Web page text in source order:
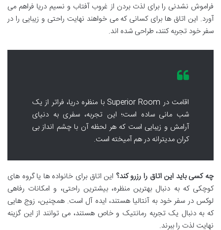
فراموش نشدنی را برای لذت بردن از غروب آفتاب و نسیم دریا فراهم می
آورد. این اتاق ها برای کسانی که می خواهند نهایت راحتی و زیبایی را در
سفر خود تجربه کنند، طراحی شده اند.
اقامت در Superior Room با منظره دریا، فراتر از یک
شب مانی ساده است؛ این تجربه، سفری به دنیای
آرامش و زیبایی است که هر لحظه آن با چشم انداز بی
کران مدیترانه در هم آمیخته است.
چه کسی باید این اتاق را رزرو کند؟ این اتاق برای خانواده ها یا گروه های
کوچکی که به دنبال بهترین منظره، بیشترین راحتی، و امکانات رفاهی
لوکس در سفر خود به آنتالیا هستند، ایده آل است. همچنین، زوج هایی
که به دنبال یک تجربه رمانتیک و خاص هستند، می توانند از این گزینه
نهایت لذت را ببرند.